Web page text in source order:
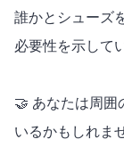
誰かとシューズ
必要性を示して
🤝 あなたは周囲
いるかもしれま